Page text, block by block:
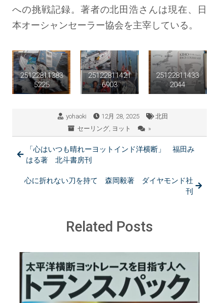
への挑戦記録。著者の北田浩さんは現在、日
本オーシャンセーラー協会を主宰している。
25122811383
5225
25122811421
6903
25122811433
2044
yohaoki 12月 28, 2025
北田
セーリング, ヨット »
「心はいつも晴れーヨットインド洋横断」 福田み
はる著 北斗書房刊
心に折れない刀を持て 森岡毅著 ダイヤモンド社
刊
Related Posts